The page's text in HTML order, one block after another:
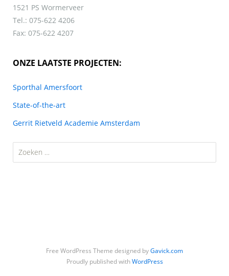
1521 PS Wormerveer
Tel.: 075-622 4206
Fax: 075-622 4207
ONZE LAATSTE PROJECTEN:
Sporthal Amersfoort
State-of-the-art
Gerrit Rietveld Academie Amsterdam
Zoeken
naar:
Free WordPress Theme designed byGavick.com
Proudly published withWordPress